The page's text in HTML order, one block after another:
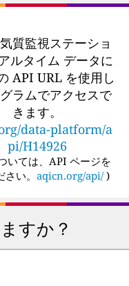
質監視ステーショ
ルタイム データに
API URL を使用し
ラムでアクセスで
きます。
data-platform/a
pi/H14926
いては、API ページを
い。 aqicn.org/api/ )
すか？